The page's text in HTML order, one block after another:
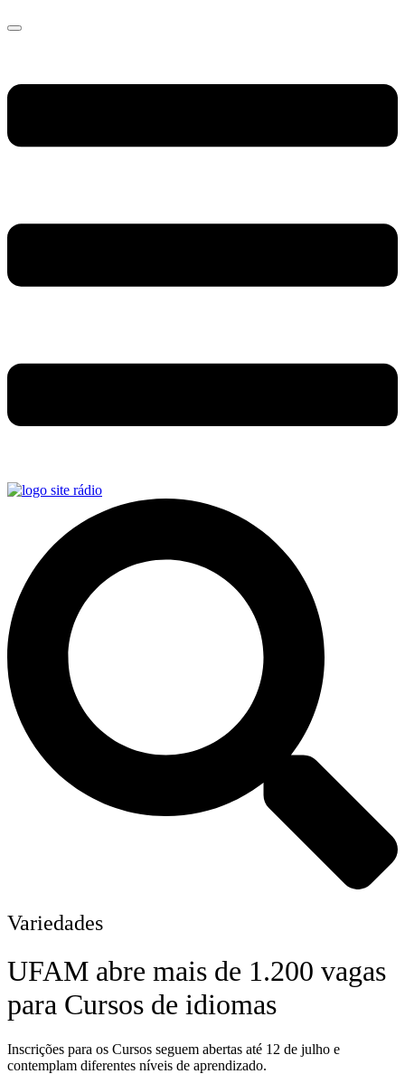
Variedades
UFAM abre mais de 1.200 vagas
para Cursos de idiomas
Inscrições para os Cursos seguem abertas até 12 de julho e
contemplam diferentes níveis de aprendizado.